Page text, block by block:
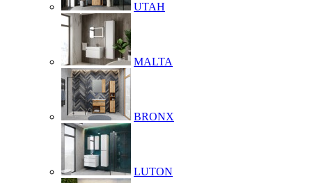
UTAH
MALTA
BRONX
LUTON